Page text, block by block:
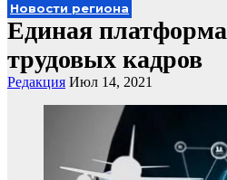
Новости региона
Единая платформа
трудовых кадров
Редакция Июл 14, 2021